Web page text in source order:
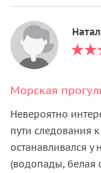
Морская
Невероятно
пути следования
останавливался
(водопады, белая